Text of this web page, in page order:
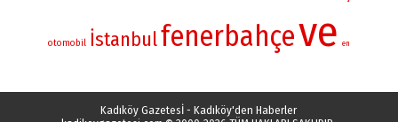
otomobil İstanbulfenerbahçeve en
Kadıköy Gazetesİ - Kadıköy'den Haberler